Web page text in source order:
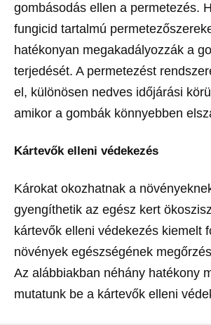
gombásodás ellen a permetezés.
fungicid tartalmú
hatékonyan megakadályozzák a
terjedését. A permetezést
el, különösen nedves időjárási
amikor a gombák könnyebben
Kártevők elleni védekezés
Károkat okozhatnak a
gyengíthetik az egész kert
kártevők elleni védekezés kiemelt
növények egészségének
Az alábbiakban néhány hatékony
mutatunk be a kártevők elleni